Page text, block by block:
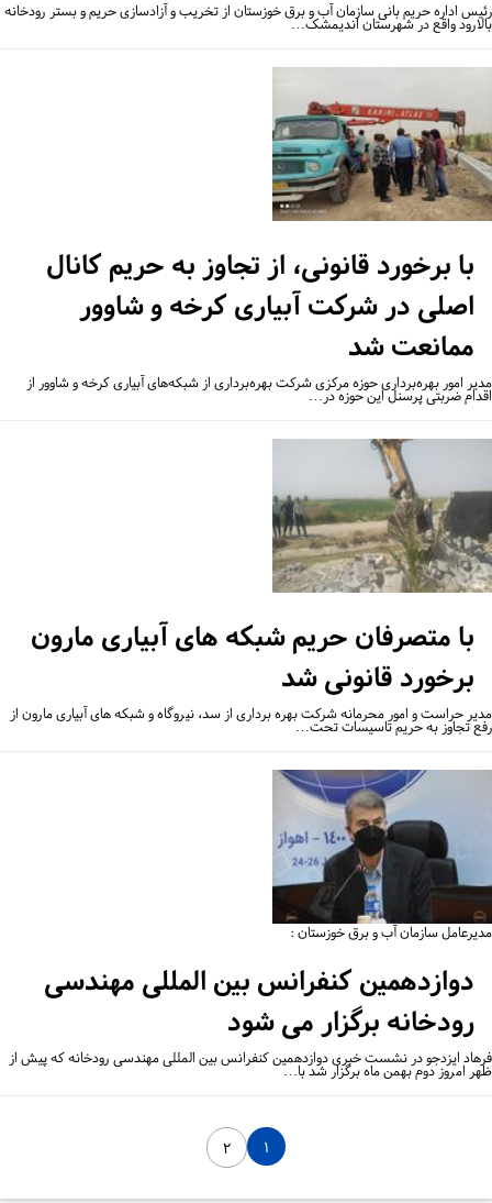
اداره حریم بانی سازمان آب و برق خوزستان از تخریب و آزادسازی حریم و بستر رودخانه
واقع در شهرستان اندیمشک…
با برخورد قانونی، از تجاوز به حریم کانال
اصلی در شرکت آبیاری کرخه و شاوور
ممانعت شد
امور بهره‌برداری حوزه مرکزی شرکت بهره‌برداری از شبکه‌های آبیاری کرخه و شاوور از
ضربتی پرسنل این حوزه در…
با متصرفان حریم شبکه های آبیاری مارون
برخورد قانونی شد
حراست و امور محرمانه شرکت بهره برداری از سد، نیروگاه و شبکه های آبیاری مارون از
تجاوز به حریم تاسیسات تحت…
سازمان آب و برق خوزستان :
دوازدهمین کنفرانس بین المللی مهندسی
رودخانه برگزار می شود
ایزدجو در نشست خبری دوازدهمین کنفرانس بین المللی مهندسی رودخانه که پیش از
امروز دوم بهمن ماه برگزار شد با…